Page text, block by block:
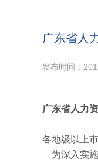
广东省人
发布时间：
广东省人力
各地级以上
为深入实